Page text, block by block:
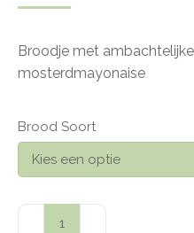
€8,50
Broodje met
mosterdmayonaise
Brood Soort